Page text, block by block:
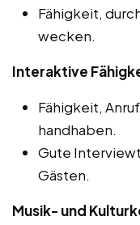
Fähigkeit,
wecken.
Interaktive
Fähigkeit,
handhaben.
Gute
Gästen.
Musik- und